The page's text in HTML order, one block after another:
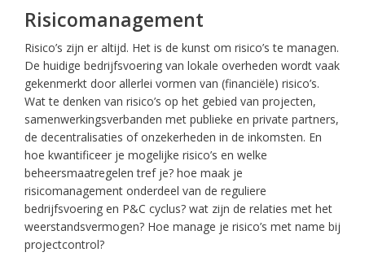
Risicomanagement
Risico’s zijn er altijd. Het is de kunst om risico’s te managen.
De huidige bedrijfsvoering van lokale overheden wordt vaak
gekenmerkt door allerlei vormen van (financiële) risico’s.
Wat te denken van risico’s op het gebied van projecten,
samenwerkingsverbanden met publieke en private partners,
de decentralisaties of onzekerheden in de inkomsten. En
hoe kwantificeer je mogelijke risico’s en welke
beheersmaatregelen tref je? hoe maak je
risicomanagement onderdeel van de reguliere
bedrijfsvoering en P&C cyclus? wat zijn de relaties met het
weerstandsvermogen? Hoe manage je risico’s met name bij
projectcontrol?